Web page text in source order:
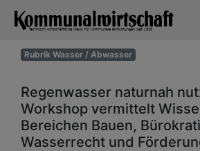
Rubrik Wasser / Abwasser
Regenwasser naturnah
Workshop vermittelt
Bereichen Bauen,
Wasserrecht und